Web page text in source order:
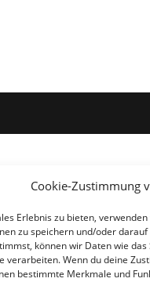
Cookie-Zustimmung
Erlebnis zu bieten,
zu speichern und/oder
können wir Daten wie
verarbeiten. Wenn du deine
bestimmte Merkmale und